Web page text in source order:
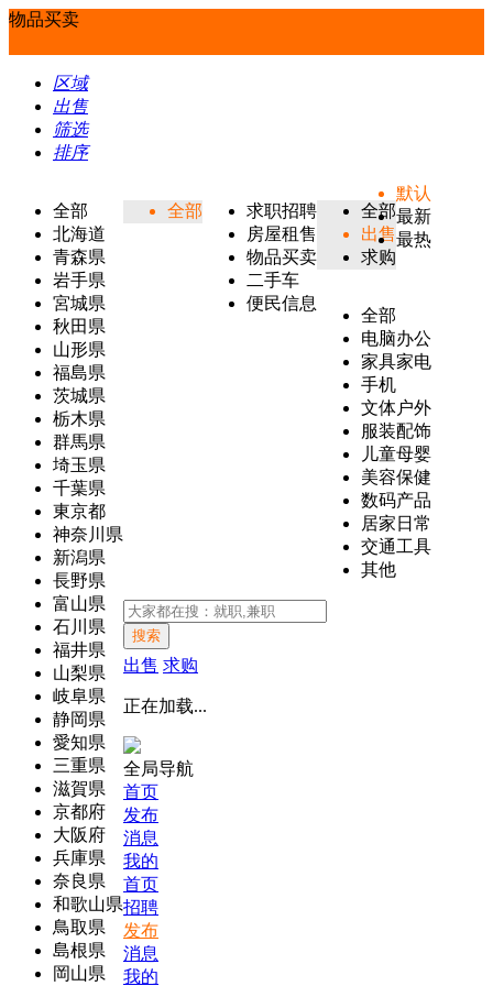
物品买卖
区域
出售
筛选
排序
全部
北海道
青森県
岩手県
宮城県
秋田県
山形県
福島県
茨城県
栃木県
群馬県
埼玉県
千葉県
東京都
神奈川県
新潟県
長野県
富山県
石川県
福井県
山梨県
岐阜県
静岡県
愛知県
三重県
滋賀県
京都府
大阪府
兵庫県
奈良県
和歌山県
鳥取県
島根県
岡山県
全部
求职招聘
房屋租售
物品买卖
二手车
便民信息
全部
出售
求购
全部
电脑办公
家具家电
手机
文体户外
服装配饰
儿童母婴
美容保健
数码产品
居家日常
交通工具
其他
默认
最新
最热
搜索
出售 求购
正在加载...
全局导航
首页
发布
消息
我的
首页
招聘
发布
消息
我的